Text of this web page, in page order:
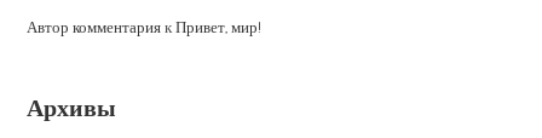
Автор комментариякПривет, мир!
Архивы